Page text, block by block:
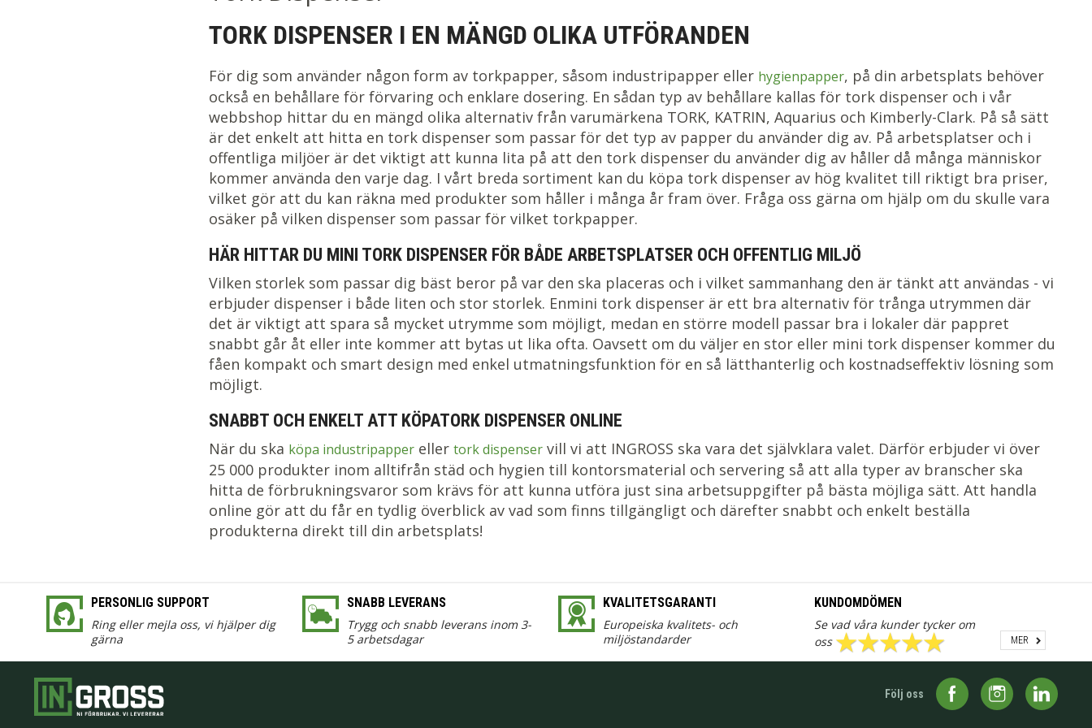
TORK DISPENSER I EN MÄNGD OLIKA UTFÖRANDEN
För dig som använder någon form av torkpapper, såsom industripapper eller hygienpapper, på din arbetsplats behöver
också en behållare för förvaring och enklare dosering. En sådan typ av behållare kallas för tork dispenser och i vår
webbshop hittar du en mängd olika alternativ från varumärkena TORK, KATRIN, Aquarius och Kimberly-Clark. På så sätt
är det enkelt att hitta en tork dispenser som passar för det typ av papper du använder dig av. På arbetsplatser och i
offentliga miljöer är det viktigt att kunna lita på att den tork dispenser du använder dig av håller då många människor
kommer använda den varje dag. I vårt breda sortiment kan du köpa tork dispenser av hög kvalitet till riktigt bra priser,
vilket gör att du kan räkna med produkter som håller i många år fram över. Fråga oss gärna om hjälp om du skulle vara
osäker på vilken dispenser som passar för vilket torkpapper.
HÄR HITTAR DU MINI TORK DISPENSER FÖR BÅDE ARBETSPLATSER OCH OFFENTLIG MILJÖ
Vilken storlek som passar dig bäst beror på var den ska placeras och i vilket sammanhang den är tänkt att användas - vi
erbjuder dispenser i både liten och stor storlek. Enmini tork dispenser är ett bra alternativ för trånga utrymmen där
det är viktigt att spara så mycket utrymme som möjligt, medan en större modell passar bra i lokaler där pappret
snabbt går åt eller inte kommer att bytas ut lika ofta. Oavsett om du väljer en stor eller mini tork dispenser kommer du
fåen kompakt och smart design med enkel utmatningsfunktion för en så lätthanterlig och kostnadseffektiv lösning som
möjligt.
SNABBT OCH ENKELT ATT KÖPATORK DISPENSER ONLINE
När du ska köpa industripapper eller tork dispenser vill vi att INGROSS ska vara det självklara valet. Därför erbjuder vi över
25 000 produkter inom alltifrån städ och hygien till kontorsmaterial och servering så att alla typer av branscher ska
hitta de förbrukningsvaror som krävs för att kunna utföra just sina arbetsuppgifter på bästa möjliga sätt. Att handla
online gör att du får en tydlig överblick av vad som finns tillgängligt och därefter snabbt och enkelt beställa
produkterna direkt till din arbetsplats!
PERSONLIG SUPPORT
Ring eller mejla oss, vi hjälper dig
gärna
SNABB LEVERANS
Trygg och snabb leverans inom 3-
5 arbetsdagar
KVALITETSGARANTI
Europeiska kvalitets- och
miljöstandarder
KUNDOMDÖMEN
Se vad våra kunder tycker om
oss
MER
Följ oss